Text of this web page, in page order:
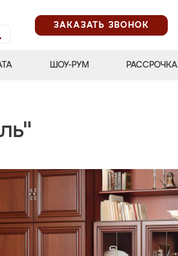
ЗАКАЗАТЬ ЗВОНОК
ШОУ-РУМ РАССРОЧКА